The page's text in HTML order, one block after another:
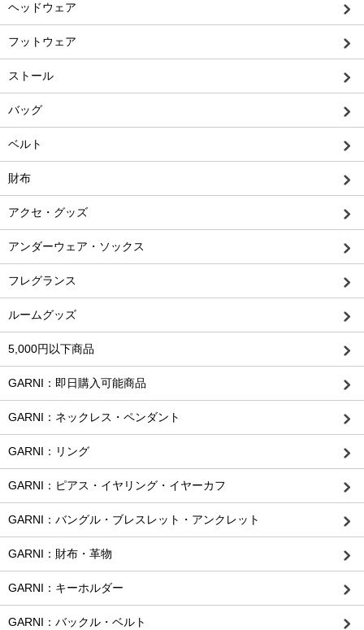
ヘッドウェア
フットウェア
ストール
バッグ
ベルト
財布
アクセ・グッズ
アンダーウェア・ソックス
フレグランス
ルームグッズ
5,000円以下商品
GARNI：即日購入可能商品
GARNI：ネックレス・ペンダント
GARNI：リング
GARNI：ピアス・イヤリング・イヤーカフ
GARNI：バングル・ブレスレット・アンクレット
GARNI：財布・革物
GARNI：キーホルダー
GARNI：バックル・ベルト